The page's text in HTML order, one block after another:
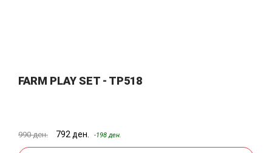
FARM PLAY SET - TP518
990 ден. 792 ден. -198 ден.